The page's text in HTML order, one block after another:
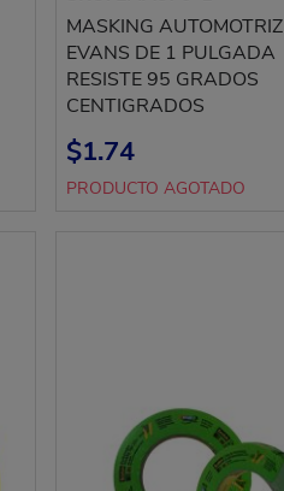
MASKING AUTOMOTRIZ
EVANS DE 1 PULGADA
RESISTE 95 GRADOS
CENTIGRADOS
$1.74
PRODUCTO AGOTADO